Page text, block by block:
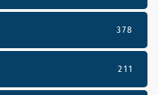
378
211